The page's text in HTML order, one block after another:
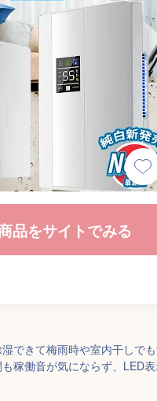
品をサイトでみる
できて梅雨時や室内干しで
稼働音が気にならず、LED